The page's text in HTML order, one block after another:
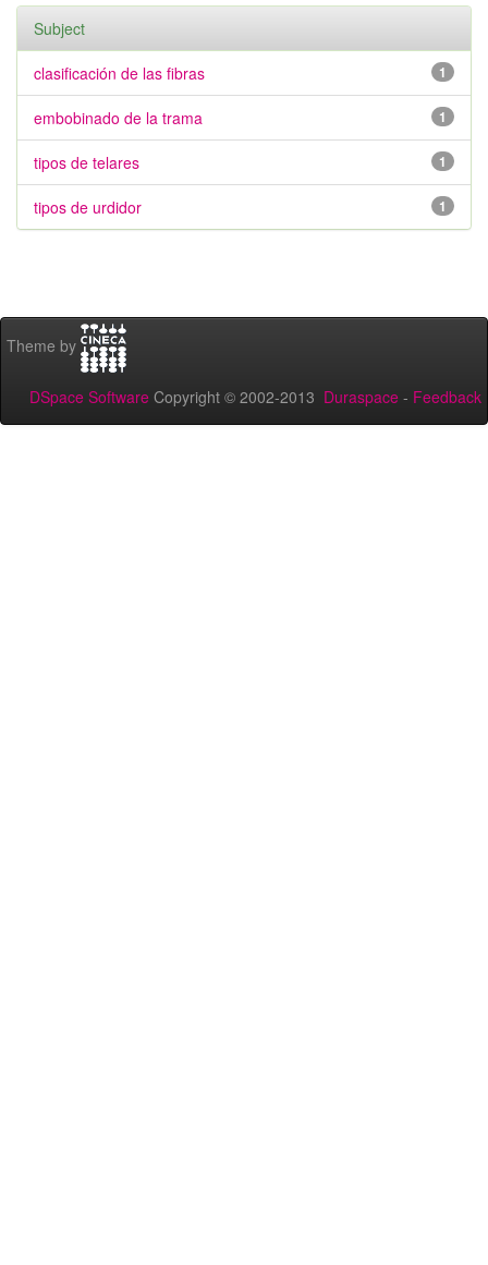
Subject
1
clasificación de las fibras
1
embobinado de la trama
1
tipos de telares
1
tipos de urdidor
Theme by
DSpace Software Copyright © 2002-2013 Duraspace - Feedback